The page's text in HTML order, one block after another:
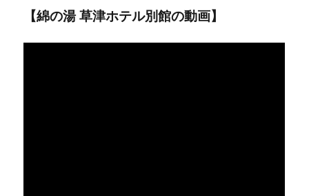
【綿の湯 草津ホテル別館の動画】